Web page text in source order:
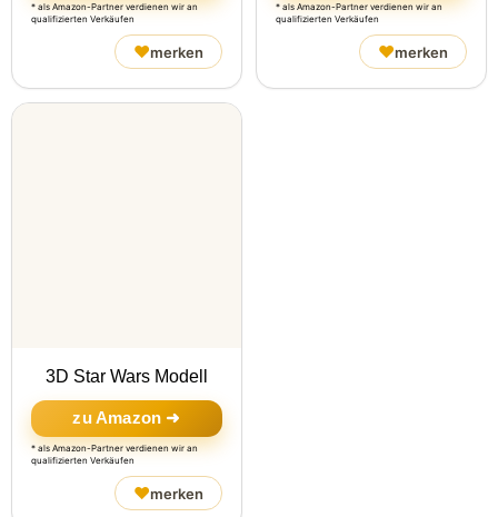
* als Amazon-Partner verdienen wir an
qualifizierten Verkäufen
♥merken
* als Amazon-Partner verdienen wir an
qualifizierten Verkäufen
♥merken
3D Star Wars Modell
zu Amazon ➜
* als Amazon-Partner verdienen wir an
qualifizierten Verkäufen
♥merken